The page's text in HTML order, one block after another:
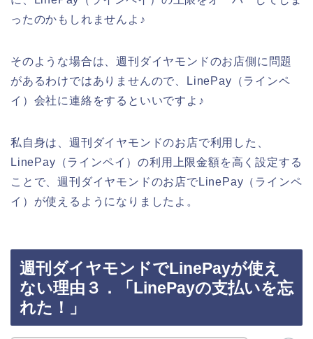
ったのかもしれませんよ♪
そのような場合は、週刊ダイヤモンドのお店側に問題
があるわけではありませんので、LinePay（ラインペ
イ）会社に連絡をするといいですよ♪
私自身は、週刊ダイヤモンドのお店で利用した、
LinePay（ラインペイ）の利用上限金額を高く設定する
ことで、週刊ダイヤモンドのお店でLinePay（ラインペ
イ）が使えるようになりましたよ。
週刊ダイヤモンドでLinePayが使え
ない理由３．「LinePayの支払いを忘
れた！」